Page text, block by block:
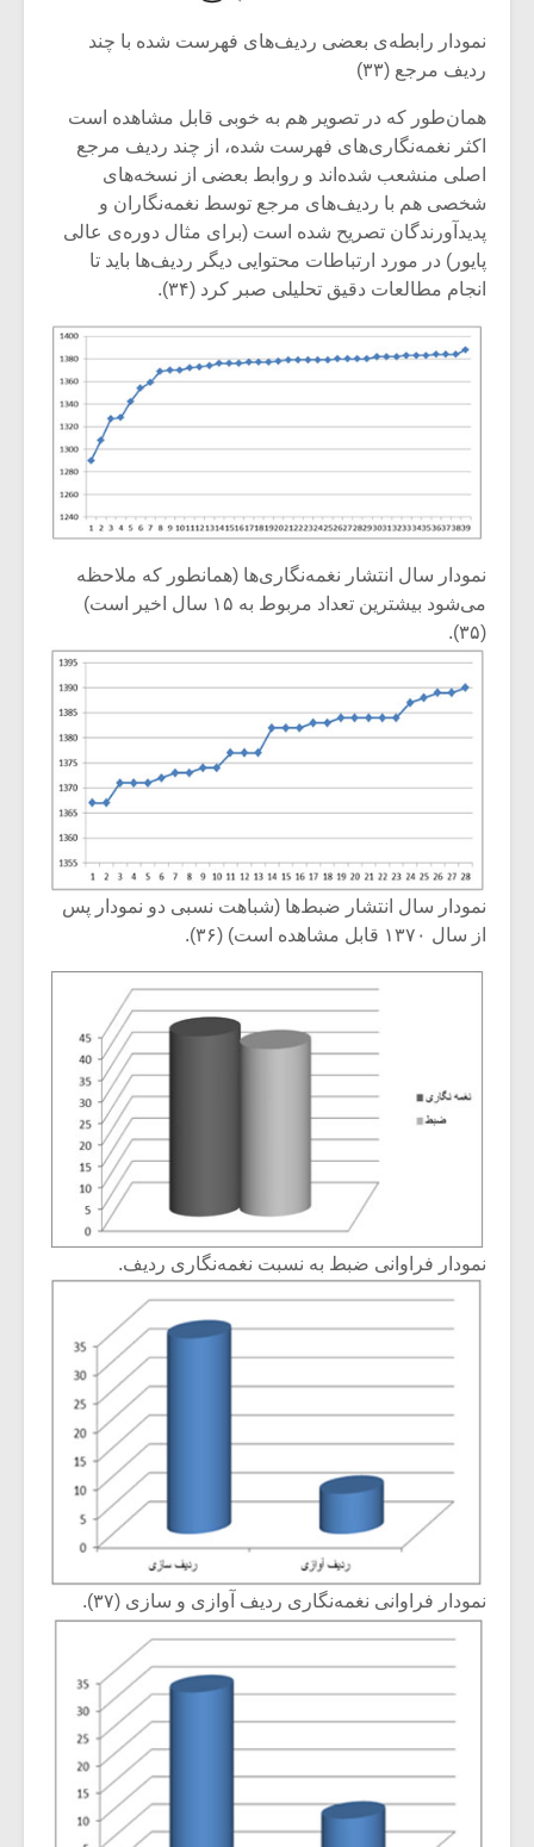
نمودار رابطه‌ی بعضی ردیف‌های فهرست شده با چند
ردیف مرجع (۳۳)
همان‌طور که در تصویر هم به خوبی قابل مشاهده است
اکثر نغمه‌نگاری‌های فهرست شده، از چند ردیف مرجع
اصلی منشعب شده‌اند و روابط بعضی از نسخه‌های
شخصی هم با ردیف‌های مرجع توسط نغمه‌نگاران و
پدیدآورندگان تصریح شده است (برای مثال دوره‌ی عالی
پایور) در مورد ارتباطات محتوایی دیگر ردیف‌ها باید تا
انجام مطالعات دقیق تحلیلی صبر کرد (۳۴).
نمودار سال انتشار نغمه‌نگاری‌ها (همانطور که ملاحظه
می‌شود بیشترین تعداد مربوط به ۱۵ سال اخیر است)
(۳۵).
نمودار سال انتشار ضبط‌ها (شباهت نسبی دو نمودار پس
از سال ۱۳۷۰ قابل مشاهده است) (۳۶).
نمودار فراوانی ضبط‌ به نسبت نغمه‌نگاری ردیف.
نمودار فراوانی نغمه‌نگاری ردیف آوازی و سازی (۳۷).